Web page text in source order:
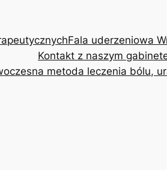
Fala uderzeniowa
Kontakt z naszym
metoda leczenia bólu,